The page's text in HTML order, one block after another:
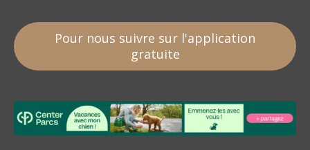
Pour nous suivre sur l'application
gratuite